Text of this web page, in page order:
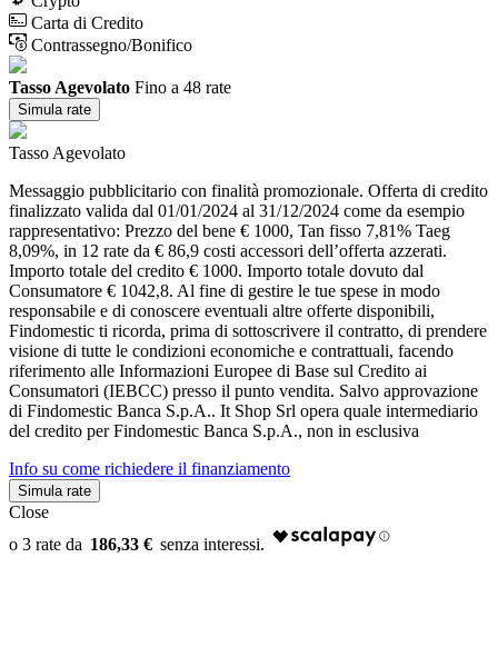
Carta di Credito
Contrassegno/Bonifico
Tasso Agevolato Fino a 48 rate
Simula rate
Tasso Agevolato
Messaggio pubblicitario con finalità promozionale. Offerta di credito
finalizzato valida dal 01/01/2024 al 31/12/2024 come da esempio
rappresentativo: Prezzo del bene € 1000, Tan fisso 7,81% Taeg
8,09%, in 12 rate da € 86,9 costi accessori dell’offerta azzerati.
Importo totale del credito € 1000. Importo totale dovuto dal
Consumatore € 1042,8. Al fine di gestire le tue spese in modo
responsabile e di conoscere eventuali altre offerte disponibili,
Findomestic ti ricorda, prima di sottoscrivere il contratto, di prendere
visione di tutte le condizioni economiche e contrattuali, facendo
riferimento alle Informazioni Europee di Base sul Credito ai
Consumatori (IEBCC) presso il punto vendita. Salvo approvazione
di Findomestic Banca S.p.A.. It Shop Srl opera quale intermediario
del credito per Findomestic Banca S.p.A., non in esclusiva
Info su come richiedere il finanziamento
Simula rate
Close
186,33 €